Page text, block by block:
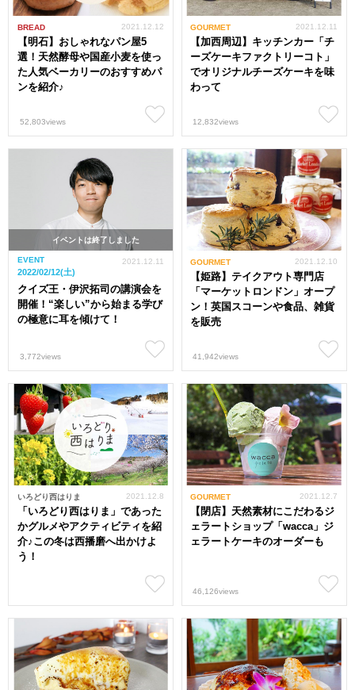
BREAD
【明石】おしゃれなパン屋5
選！天然酵母や国産小麦を使っ
た人気ベーカリーのおすすめパ
ンを紹介♪
2021.12.12
52,803views
GOURMET
【加西周辺】キッチンカー「チ
ーズケーキファクトリーコト」
でオリジナルチーズケーキを味
わって
2021.12.11
12,832views
イベントは終了しました
EVENT
2022/02/12(土)
クイズ王・伊沢拓司の講演会を
開催！“楽しい”から始まる学び
の極意に耳を傾けて！
2021.12.11
3,772views
GOURMET
【姫路】テイクアウト専門店
「マーケットロンドン」オープ
ン！英国スコーンや食品、雑貨
を販売
2021.12.10
41,942views
いろどり西はりま
「いろどり西はりま」であった
かグルメやアクティビティを紹
介♪この冬は西播磨へ出かけよ
う！
2021.12.8 GOURMET
【閉店】天然素材にこだわるジ
ェラートショップ「wacca」ジ
ェラートケーキのオーダーも
2021.12.7
46,126views